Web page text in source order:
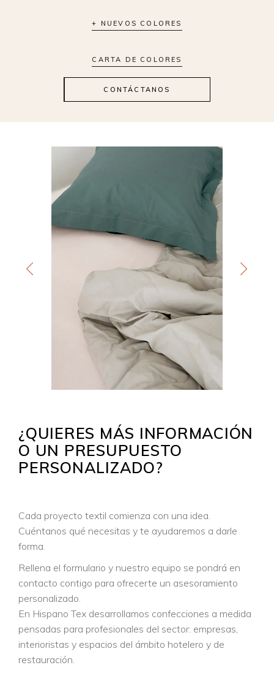
+ NUEVOS COLORES
CARTA DE COLORES
CONTÁCTANOS
¿QUIERES MÁS INFORMACIÓN
O UN PRESUPUESTO
PERSONALIZADO?
Cada proyecto textil comienza con una idea.
Cuéntanos qué necesitas y te ayudaremos a darle
forma.
Rellena el formulario y nuestro equipo se pondrá en
contacto contigo para ofrecerte un asesoramiento
personalizado.
En Hispano Tex desarrollamos confecciones a medida
pensadas para profesionales del sector: empresas,
interioristas y espacios del ámbito hotelero y de
restauración.